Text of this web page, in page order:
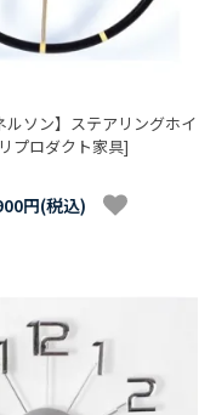
ルソン】ステアリングホイ
プロダクト家具]
円(税込)